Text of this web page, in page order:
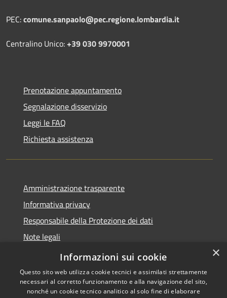
PEC:comune.sanpaolo@pec.regione.lombardia.it
Centralino Unico:+39 030 9970001
Prenotazione appuntamento
Segnalazione disservizio
Leggi le FAQ
Richiesta assistenza
Amministrazione trasparente
Informativa privacy
Responsabile della Protezione dei dati
Note legali
Dichiarazione di accessibilità
×
Informazioni sui cookie
Questo sito web utilizza cookie tecnici e assimilati strettamente
necessari al corretto funzionamento e alla navigazione del sito,
nonché un cookie tecnico analitico al solo fine di elaborare